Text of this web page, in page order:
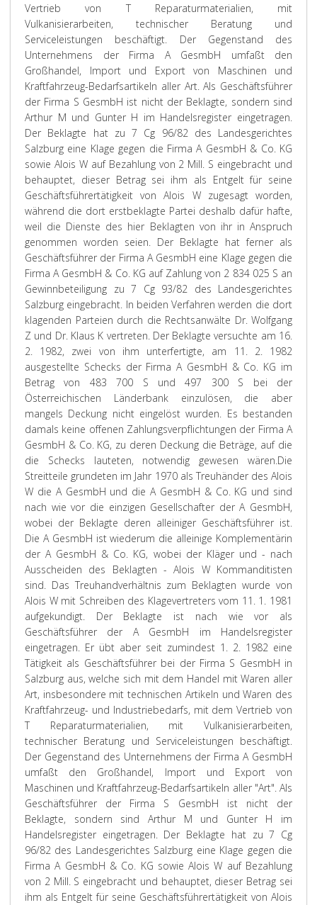
Vertrieb von T Reparaturmaterialien, mit
Vulkanisierarbeiten, technischer Beratung und
Serviceleistungen beschäftigt. Der Gegenstand des
Unternehmens der Firma A GesmbH umfaßt den
Großhandel, Import und Export von Maschinen und
Kraftfahrzeug-Bedarfsartikeln aller Art. Als Geschäftsführer
der Firma S GesmbH ist nicht der Beklagte, sondern sind
Arthur M und Gunter H im Handelsregister eingetragen.
Der Beklagte hat zu 7 Cg 96/82 des Landesgerichtes
Salzburg eine Klage gegen die Firma A GesmbH & Co. KG
sowie Alois W auf Bezahlung von 2 Mill. S eingebracht und
behauptet, dieser Betrag sei ihm als Entgelt für seine
Geschäftsführertätigkeit von Alois W zugesagt worden,
während die dort erstbeklagte Partei deshalb dafür hafte,
weil die Dienste des hier Beklagten von ihr in Anspruch
genommen worden seien. Der Beklagte hat ferner als
Geschäftsführer der Firma A GesmbH eine Klage gegen die
Firma A GesmbH & Co. KG auf Zahlung von 2 834 025 S an
Gewinnbeteiligung zu 7 Cg 93/82 des Landesgerichtes
Salzburg eingebracht. In beiden Verfahren werden die dort
klagenden Parteien durch die Rechtsanwälte Dr. Wolfgang
Z und Dr. Klaus K vertreten. Der Beklagte versuchte am 16.
2. 1982, zwei von ihm unterfertigte, am 11. 2. 1982
ausgestellte Schecks der Firma A GesmbH & Co. KG im
Betrag von 483 700 S und 497 300 S bei der
Österreichischen Länderbank einzulösen, die aber
mangels Deckung nicht eingelöst wurden. Es bestanden
damals keine offenen Zahlungsverpflichtungen der Firma A
GesmbH & Co. KG, zu deren Deckung die Beträge, auf die
die Schecks lauteten, notwendig gewesen wären.Die
Streitteile grundeten im Jahr 1970 als Treuhänder des Alois
W die A GesmbH und die A GesmbH & Co. KG und sind
nach wie vor die einzigen Gesellschafter der A GesmbH,
wobei der Beklagte deren alleiniger Geschäftsführer ist.
Die A GesmbH ist wiederum die alleinige Komplementärin
der A GesmbH & Co. KG, wobei der Kläger und - nach
Ausscheiden des Beklagten - Alois W Kommanditisten
sind. Das Treuhandverhältnis zum Beklagten wurde von
Alois W mit Schreiben des Klagevertreters vom 11. 1. 1981
aufgekundigt. Der Beklagte ist nach wie vor als
Geschäftsführer der A GesmbH im Handelsregister
eingetragen. Er übt aber seit zumindest 1. 2. 1982 eine
Tätigkeit als Geschäftsführer bei der Firma S GesmbH in
Salzburg aus, welche sich mit dem Handel mit Waren aller
Art, insbesondere mit technischen Artikeln und Waren des
Kraftfahrzeug- und Industriebedarfs, mit dem Vertrieb von
T Reparaturmaterialien, mit Vulkanisierarbeiten,
technischer Beratung und Serviceleistungen beschäftigt.
Der Gegenstand des Unternehmens der Firma A GesmbH
umfaßt den Großhandel, Import und Export von
Maschinen und Kraftfahrzeug-Bedarfsartikeln aller "Art". Als
Geschäftsführer der Firma S GesmbH ist nicht der
Beklagte, sondern sind Arthur M und Gunter H im
Handelsregister eingetragen. Der Beklagte hat zu 7 Cg
96/82 des Landesgerichtes Salzburg eine Klage gegen die
Firma A GesmbH & Co. KG sowie Alois W auf Bezahlung
von 2 Mill. S eingebracht und behauptet, dieser Betrag sei
ihm als Entgelt für seine Geschäftsführertätigkeit von Alois